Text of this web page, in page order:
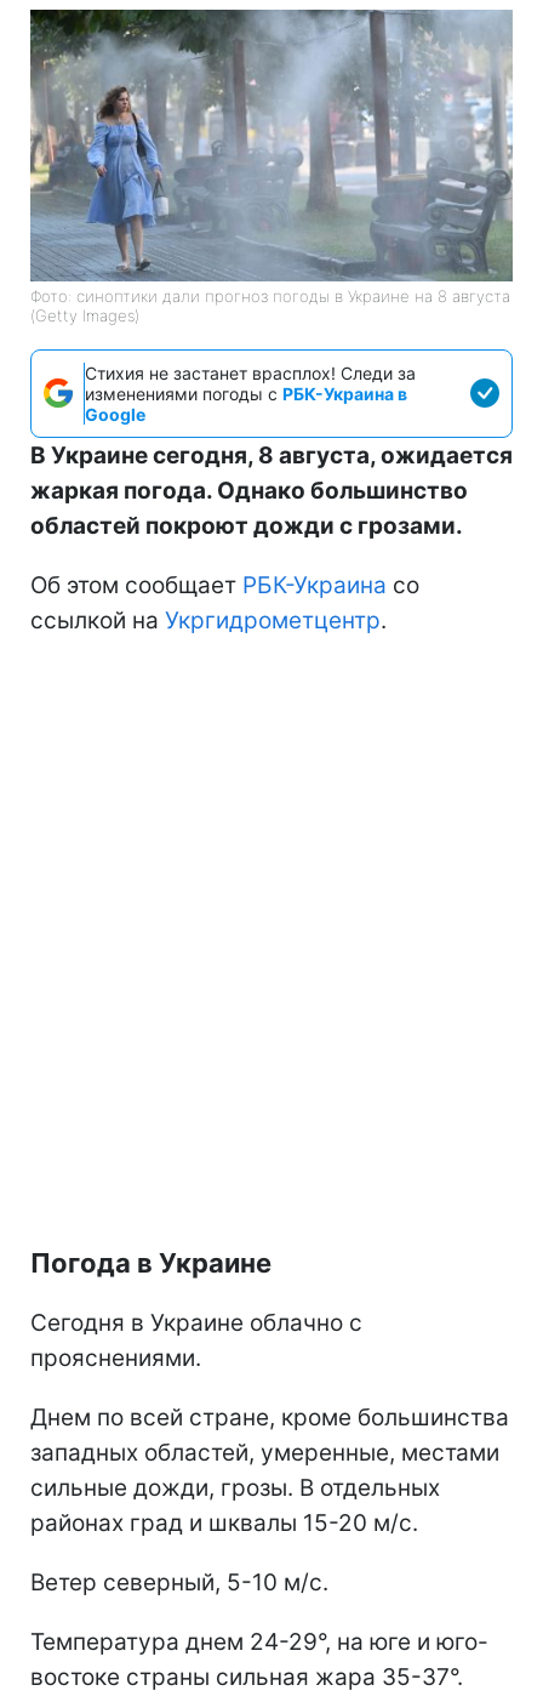
Фото: синоптики дали прогноз погоды в Украине на 8 августа
(Getty Images)
Стихия не застанет врасплох! Следи за
изменениями погоды с РБК-Украина в
Google
В Украине сегодня, 8 августа, ожидается
жаркая погода. Однако большинство
областей покроют дожди с грозами.
Об этом сообщает РБК-Украина со
ссылкой на Укргидрометцентр.
Погода в Украине
Сегодня в Украине облачно с
прояснениями.
Днем по всей стране, кроме большинства
западных областей, умеренные, местами
сильные дожди, грозы. В отдельных
районах град и шквалы 15-20 м/с.
Ветер северный, 5-10 м/с.
Температура днем 24-29°, на юге и юго-
востоке страны сильная жара 35-37°.